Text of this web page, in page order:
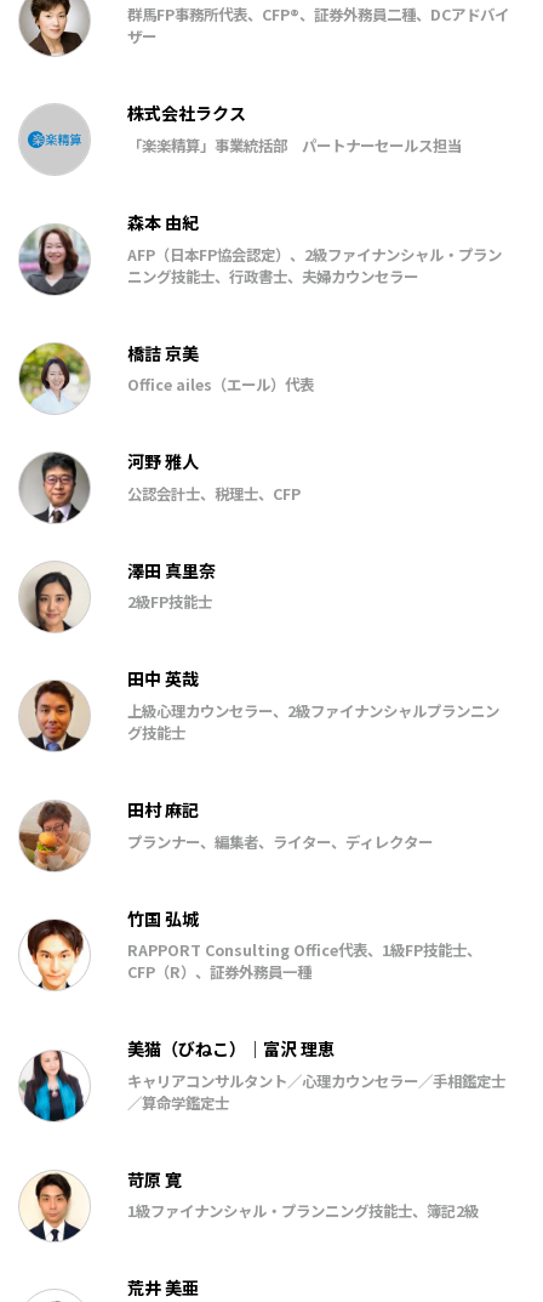
群馬FP事務所代表、CFP®、証券外務員二種、DCアドバイ
ザー
株式会社ラクス
「楽楽精算」事業統括部 パートナーセールス担当
森本 由紀
AFP（日本FP協会認定）、2級ファイナンシャル・プラン
ニング技能士、行政書士、夫婦カウンセラー
橋詰 京美
Office ailes（エール）代表
河野 雅人
公認会計士、税理士、CFP
澤田 真里奈
2級FP技能士
田中 英哉
上級心理カウンセラー、2級ファイナンシャルプランニン
グ技能士
田村 麻記
プランナー、編集者、ライター、ディレクター
竹国 弘城
RAPPORT Consulting Office代表、1級FP技能士、
CFP（R）、証券外務員一種
美猫（びねこ）｜富沢 理恵
キャリアコンサルタント／心理カウンセラー／手相鑑定士
／算命学鑑定士
苛原 寛
1級ファイナンシャル・プランニング技能士、簿記2級
荒井 美亜